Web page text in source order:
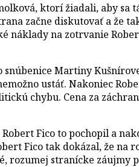
ktorí žiadali, aby sa
začne diskutovať a že
náklady na zotrvanie
Martiny
ustáť. Nakoniec
chybu. Cena za
Fico to pochopil a
Fico tak dokázal, že na
rozumej stranícke záujmy